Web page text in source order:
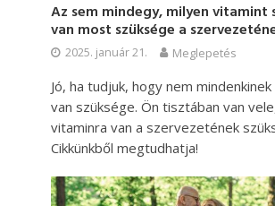
Az sem mindegy, milyen vitamint
van most szüksége a
2025. január 21. Meglepetés
Jó, ha tudjuk, hogy nem
van szüksége. Ön tisztában van
vitaminra van a szervezetének
Cikkünkből megtudhatja!